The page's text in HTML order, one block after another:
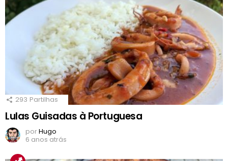
293 Partilhas
Lulas Guisadas à Portuguesa
porHugo
6 anos atrás